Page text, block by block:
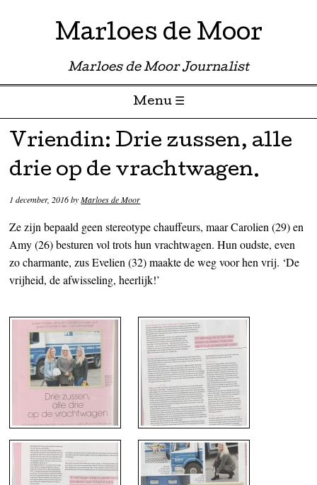
Marloes de Moor
Marloes de Moor Journalist
Menu ☰
Skip to content
Vriendin: Drie zussen, alle
drie op de vrachtwagen.
1 december, 2016byMarloes de Moor
Ze zijn bepaald geen stereotype chauffeurs, maar Carolien (29) en
Amy (26) besturen vol trots hun vrachtwagen. Hun oudste, even
zo charmante, zus Evelien (32) maakte de weg voor hen vrij. ‘De
vrijheid, de afwisseling, heerlijk!’